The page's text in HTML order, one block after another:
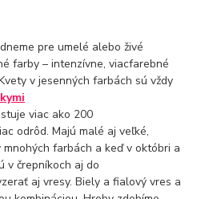
pre umelé alebo živé
farby – intenzívne, viacfarebné
v jesenných farbách sú vždy
viac ako 200
odrôd. Majú malé aj veľké,
farbách a keď v októbri a
v črepníkoch aj do
aj vresy. Biely a fialový vres a